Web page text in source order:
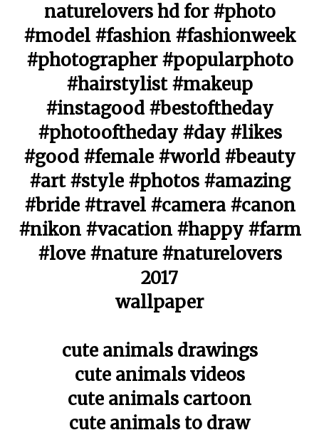
naturelovers hd for #photo
#model #fashion #fashionweek
#photographer #popularphoto
#hairstylist #makeup
#instagood #bestoftheday
#photooftheday #day #likes
#good #female #world #beauty
#art #style #photos #amazing
#bride #travel #camera #canon
#nikon #vacation #happy #farm
#love #nature #naturelovers
2017
wallpaper
cute animals drawings
cute animals videos
cute animals cartoon
cute animals to draw